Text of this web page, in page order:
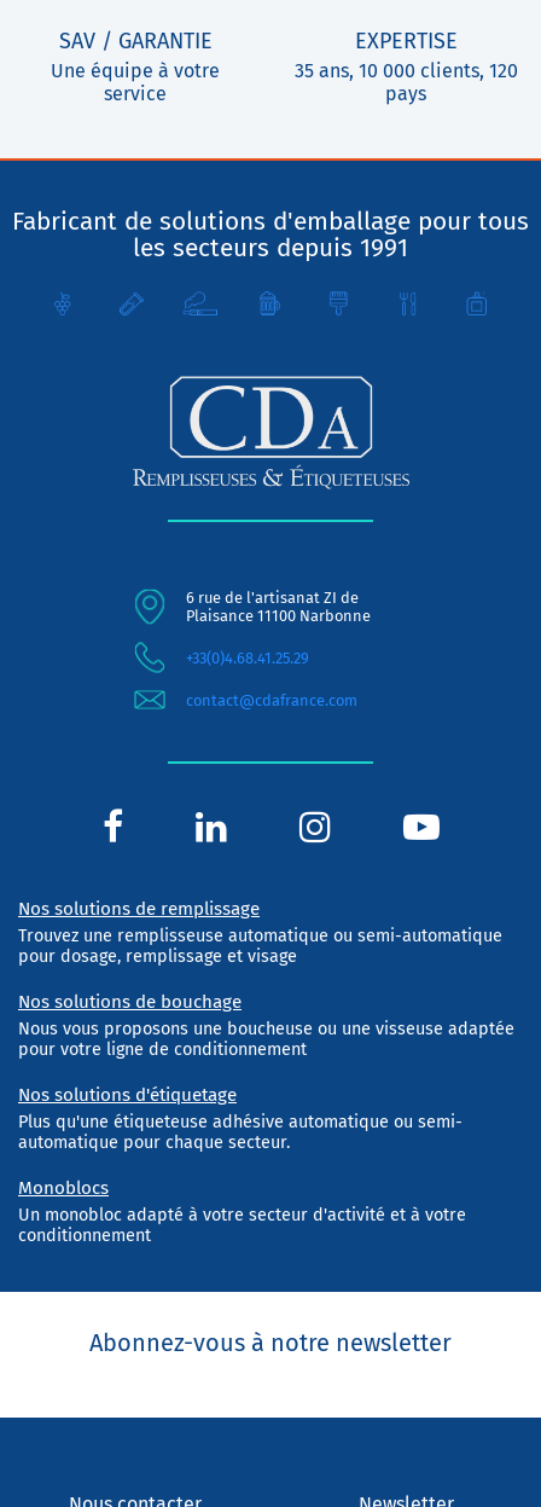
SAV / GARANTIE
Une équipe à votre
service
EXPERTISE
35 ans, 10 000 clients, 120
pays
Fabricant de solutions d'emballage pour tous
les secteurs depuis 1991
6 rue de l'artisanat ZI de
Plaisance 11100 Narbonne
+33(0)4.68.41.25.29
contact@cdafrance.com
Nos solutions de remplissage
Trouvez une remplisseuse automatique ou semi-automatique
pour dosage, remplissage et visage
Nos solutions de bouchage
Nous vous proposons une boucheuse ou une visseuse adaptée
pour votre ligne de conditionnement
Nos solutions d'étiquetage
Plus qu'une étiqueteuse adhésive automatique ou semi-
automatique pour chaque secteur.
Monoblocs
Un monobloc adapté à votre secteur d'activité et à votre
conditionnement
Abonnez-vous à notre newsletter